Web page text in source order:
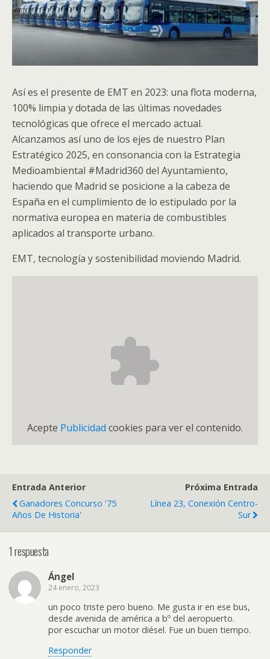
Así es el presente de EMT en 2023: una flota moderna,
100% limpia y dotada de las últimas novedades
tecnológicas que ofrece el mercado actual.
Alcanzamos así uno de los ejes de nuestro Plan
Estratégico 2025, en consonancia con la Estrategia
Medioambiental #Madrid360 del Ayuntamiento,
haciendo que Madrid se posicione a la cabeza de
España en el cumplimiento de lo estipulado por la
normativa europea en materia de combustibles
aplicados al transporte urbano.
EMT, tecnología y sostenibilidad moviendo Madrid.
Acepte Publicidad cookies para ver el contenido.
Entrada Anterior
Ganadores Concurso '75
Años De Historia'
Próxima Entrada
Línea 23, Conexión Centro-
Sur
1 respuesta
Ángel
24 enero, 2023
un poco triste pero bueno. Me gusta ir en ese bus,
desde avenida de américa a bº del aeropuerto.
por escuchar un motor diésel. Fue un buen tiempo.
Responder